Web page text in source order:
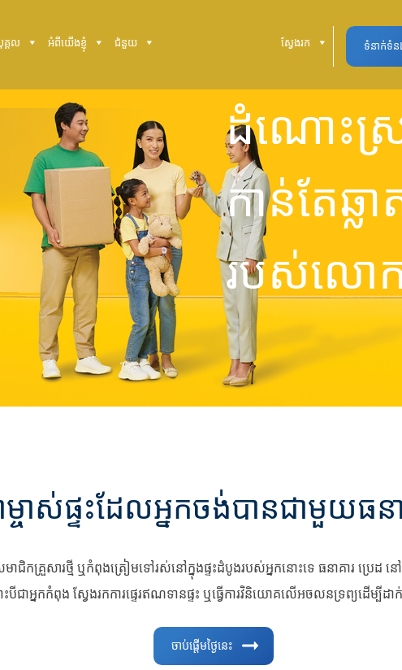
គ្គល អំពីយើងខ្ញុំ ជំនួយ ទំនាក់ទំន
ស្វែងរក
ដំណោះស្រ
កាន់តែឆ្ល
របស់លោក
ម្ចាស់ផ្ទះដែលអ្នកចង់បានជាមួយធនា
មាជិកគ្រួសារថ្មី ឬកំពុងត្រៀមទៅរស់នៅក្នុងផ្ទះដំបូងរបស់អ្នកនោះទេ ធនាគារ ប្រេដ
ះបីជាអ្នកកំពុង ស្វែងរកការផ្ទេរឥណទានផ្ទះ ឬធ្វើការវិនិយោគលើអចលនទ្រព្យដើម្
ចាប់ផ្ដើមថ្ងៃនេះ